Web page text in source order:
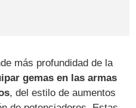
más profundidad de la
gemas en las armas
, del estilo de aumentos